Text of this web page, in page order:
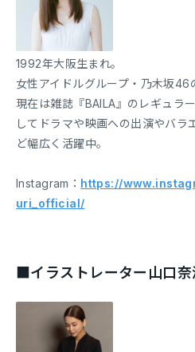
1992年大阪生まれ。
女性アイドルグループ・乃木坂46
現在は雑誌『BAILA』のレギュラ
してドラマや映画への出演やバラ
ど幅広く活躍中。
Instagram： https://
uri_official/
■イラストレーター山口